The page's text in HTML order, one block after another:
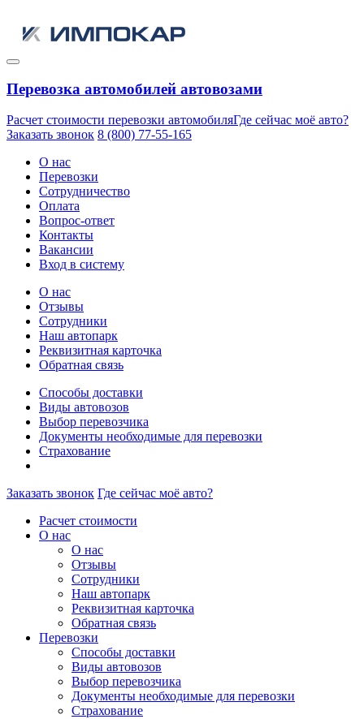
Перевозка автомобилей автовозами
Расчет стоимости перевозки автомобиляГде сейчас моё авто?
Заказать звонок 8 (800) 77-55-165
О нас
Перевозки
Сотрудничество
Оплата
Вопрос-ответ
Контакты
Вакансии
Вход в систему
О нас
Отзывы
Сотрудники
Наш автопарк
Реквизитная карточка
Обратная связь
Способы доставки
Виды автовозов
Выбор перевозчика
Документы необходимые для перевозки
Страхование
Заказать звонок Где сейчас моё авто?
Расчет стоимости
О нас
О нас
Отзывы
Сотрудники
Наш автопарк
Реквизитная карточка
Обратная связь
Перевозки
Способы доставки
Виды автовозов
Выбор перевозчика
Документы необходимые для перевозки
Страхование